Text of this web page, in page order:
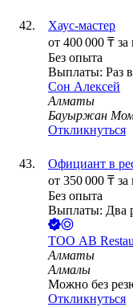
Хаус-мастер
от 400 000 ₸ за
Без опыта
Выплаты: Раз
Сон Алексей
Алматы
Бауыржан
Откликнуться
Официант в
от 350 000 ₸ за
Без опыта
Выплаты: Два
ТОО AB
Алматы
Алмалы
Можно без
Откликнуться